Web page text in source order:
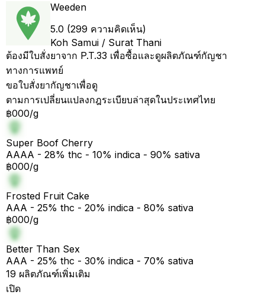
Weeden
5.0 (299 ความคิดเห็น)
Koh Samui / Surat Thani
ต้องมีใบสั่งยาจาก P.T.33 เพื่อซื้อและดูผลิตภัณฑ์กัญชา
ทางการแพทย์
ขอใบสั่งยากัญชาเพื่อดู
ตามการเปลี่ยนแปลงกฎระเบียบล่าสุดในประเทศไทย
฿000/g
Super Boof Cherry
AAAA - 28% thc - 10% indica - 90% sativa
฿000/g
Frosted Fruit Cake
AAA - 25% thc - 20% indica - 80% sativa
฿000/g
Better Than Sex
AAA - 25% thc - 30% indica - 70% sativa
19 ผลิตภัณฑ์เพิ่มเติม
เปิด